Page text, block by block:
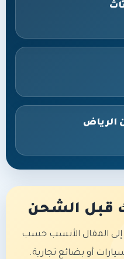
الرياض
قبل الشحن
إلى المقال الأنسب حسب
أو بضائع تجارية.